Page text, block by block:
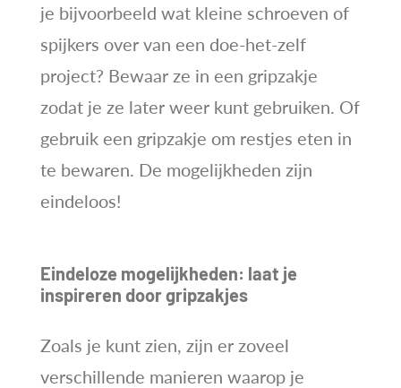
je bijvoorbeeld wat kleine schroeven of
spijkers over van een doe-het-zelf
project? Bewaar ze in een gripzakje
zodat je ze later weer kunt gebruiken. Of
gebruik een gripzakje om restjes eten in
te bewaren. De mogelijkheden zijn
eindeloos!
Eindeloze mogelijkheden: laat je
inspireren door gripzakjes
Zoals je kunt zien, zijn er zoveel
verschillende manieren waarop je